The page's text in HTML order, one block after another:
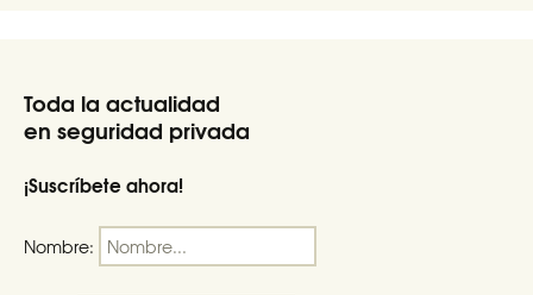
Toda la actualidad
en seguridad privada
¡Suscríbete ahora!
Nombre: